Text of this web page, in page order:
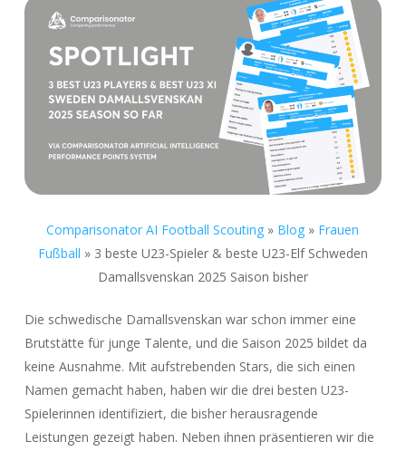
Comparisonator AI Football Scouting » Blog » Frauen
Fußball » 3 beste U23-Spieler & beste U23-Elf Schweden
Damallsvenskan 2025 Saison bisher
Die schwedische Damallsvenskan war schon immer eine
Brutstätte für junge Talente, und die Saison 2025 bildet da
keine Ausnahme. Mit aufstrebenden Stars, die sich einen
Namen gemacht haben, haben wir die drei besten U23-
Spielerinnen identifiziert, die bisher herausragende
Leistungen gezeigt haben. Neben ihnen präsentieren wir die